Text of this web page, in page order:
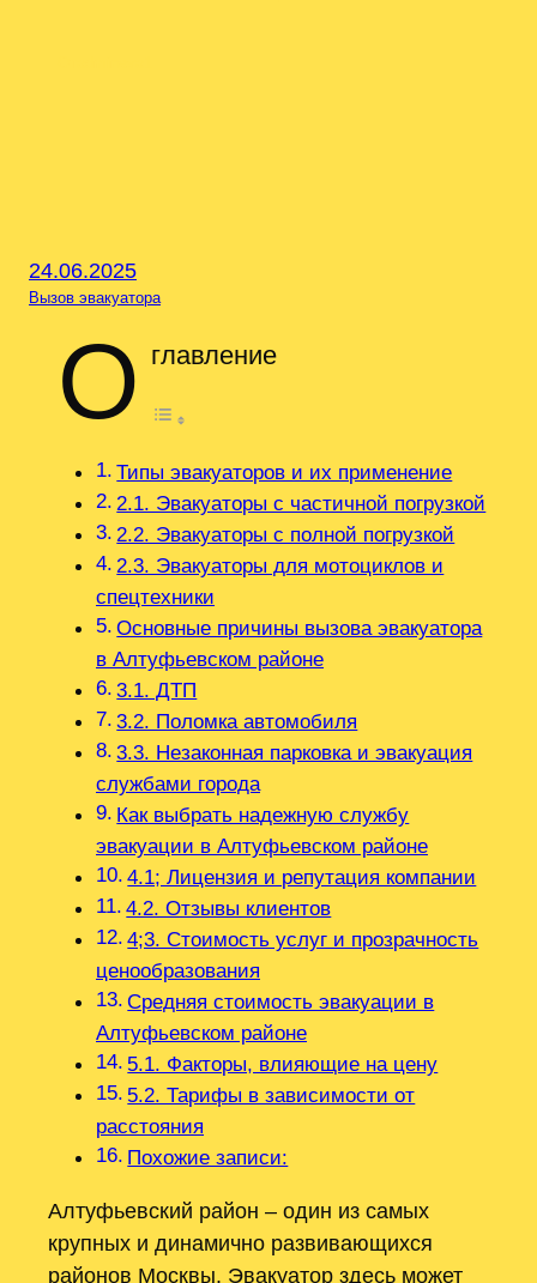
24.06.2025
Вызов эвакуатора
О главление
Типы эвакуаторов и их применение
2.1. Эвакуаторы с частичной погрузкой
2.2. Эвакуаторы с полной погрузкой
2.3. Эвакуаторы для мотоциклов и
спецтехники
Основные причины вызова эвакуатора
в Алтуфьевском районе
3.1. ДТП
3.2. Поломка автомобиля
3.3. Незаконная парковка и эвакуация
службами города
Как выбрать надежную службу
эвакуации в Алтуфьевском районе
4.1; Лицензия и репутация компании
4.2. Отзывы клиентов
4;3. Стоимость услуг и прозрачность
ценообразования
Средняя стоимость эвакуации в
Алтуфьевском районе
5.1. Факторы, влияющие на цену
5.2. Тарифы в зависимости от
расстояния
Похожие записи:
Алтуфьевский район – один из самых
крупных и динамично развивающихся
районов Москвы. Эвакуатор здесь может